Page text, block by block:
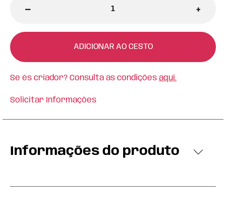
- +
ADICIONAR AO CESTO
Se és criador? Consulta as condições aqui.
Solicitar Informações
Informações do produto